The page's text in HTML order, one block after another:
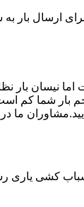
ارسال بار به
نیسان بار
بار شما کم
ما در
کشی یاری